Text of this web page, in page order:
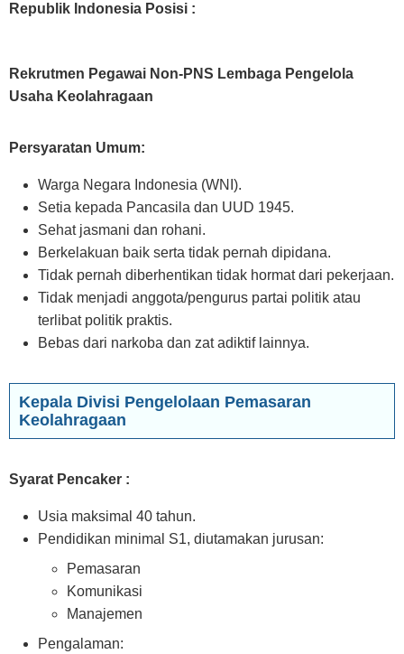
Republik Indonesia Posisi :
Rekrutmen Pegawai Non-PNS Lembaga Pengelola
Usaha Keolahragaan
Persyaratan Umum:
Warga Negara Indonesia (WNI).
Setia kepada Pancasila dan UUD 1945.
Sehat jasmani dan rohani.
Berkelakuan baik serta tidak pernah dipidana.
Tidak pernah diberhentikan tidak hormat dari pekerjaan.
Tidak menjadi anggota/pengurus partai politik atau
terlibat politik praktis.
Bebas dari narkoba dan zat adiktif lainnya.
Kepala Divisi Pengelolaan Pemasaran
Keolahragaan
Syarat Pencaker :
Usia maksimal 40 tahun.
Pendidikan minimal S1, diutamakan jurusan:
Pemasaran
Komunikasi
Manajemen
Pengalaman: